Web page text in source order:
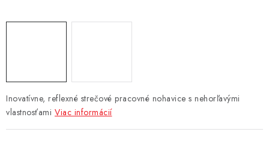
Inovatívne, reflexné strečové pracovné nohavice s nehorľavými
vlastnosťami Viac informácií